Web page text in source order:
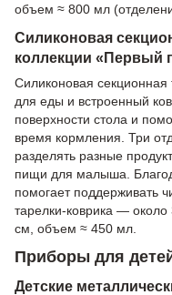
объем ≈ 800 мл
Силиконовая
коллекции «Первый
Силиконовая секционная
для еды и встроенный
поверхности стола и
время кормления. Три
разделять разные
пищи для малыша.
помогает поддерживать
тарелки-коврика —
см, объем ≈ 450 мл.
Приборы для
Детские